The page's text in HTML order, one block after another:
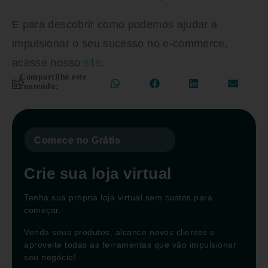
E para descobrir como podemos ajudar a
impulsionar o seu sucesso no e-commerce,
acesse nosso site.
Compartilhe este
conteúdo:
Comece no Grátis
Crie sua loja virtual
Tenha sua própria loja virtual sem custos para
começar.
Venda seus produtos, alcance novos clientes e
aproveite todas as ferramentas que vão impulsionar
seu negócio!